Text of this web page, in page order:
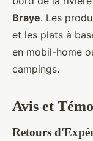
Braye. Les
et les plats à
en mobil-home
campings.
Avis et
Retours